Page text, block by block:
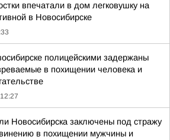
впечатали в дом легковушку на
в Новосибирске
полицейскими задержаны
в похищении человека и
12:27
Новосибирска заключены под стражу
в похищении мужчины и